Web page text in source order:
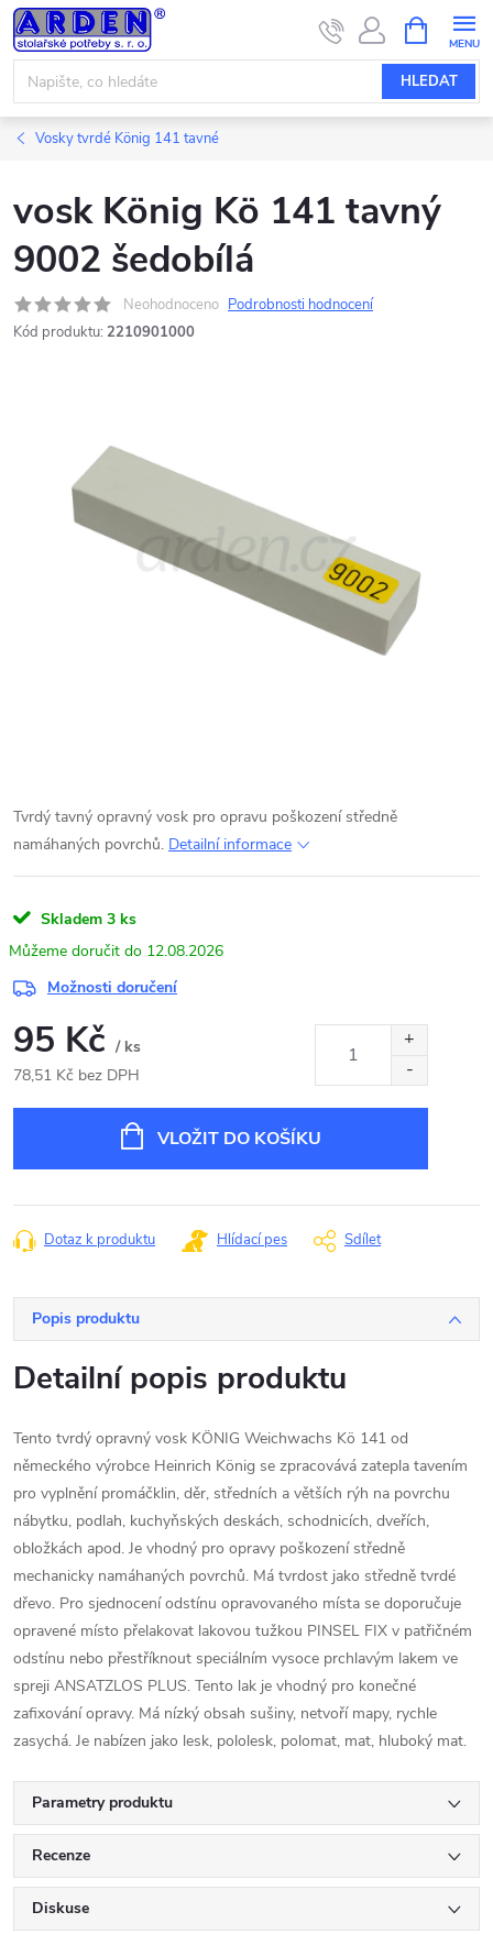
Přejít
na
obsah
HLEDAT
NÁKUPNÍ
KOŠÍK
Vosky tvrdé König 141 tavné
vosk König Kö 141 tavný
9002 šedobílá
Neohodnoceno Podrobnosti hodnocení
Kód produktu: 2210901000
Tvrdý tavný opravný vosk pro opravu poškození středně
namáhaných povrchů. Detailní informace
Skladem 3 ks
12.08.2026
Možnosti doručení
95 Kč / ks
78,51 Kč bez DPH
VLOŽIT DO KOŠÍKU
Dotaz k produktu Hlídací pes Sdílet
Popis produktu
Detailní popis produktu
Tento tvrdý opravný vosk KÖNIG Weichwachs Kö 141 od
německého výrobce Heinrich König se zpracovává zatepla tavením
pro vyplnění promáčklin, děr, středních a větších rýh na povrchu
nábytku, podlah, kuchyňských deskách, schodnicích, dveřích,
obložkách apod. Je vhodný pro opravy poškození středně
mechanicky namáhaných povrchů. Má tvrdost jako středně tvrdé
dřevo. Pro sjednocení odstínu opravovaného místa se doporučuje
opravené místo přelakovat lakovou tužkou PINSEL FIX v patřičném
odstínu nebo přestříknout speciálním vysoce prchlavým lakem ve
spreji ANSATZLOS PLUS. Tento lak je vhodný pro konečné
zafixování opravy. Má nízký obsah sušiny, netvoří mapy, rychle
zasychá. Je nabízen jako lesk, pololesk, polomat, mat, hluboký mat.
Parametry produktu
Recenze
Diskuse